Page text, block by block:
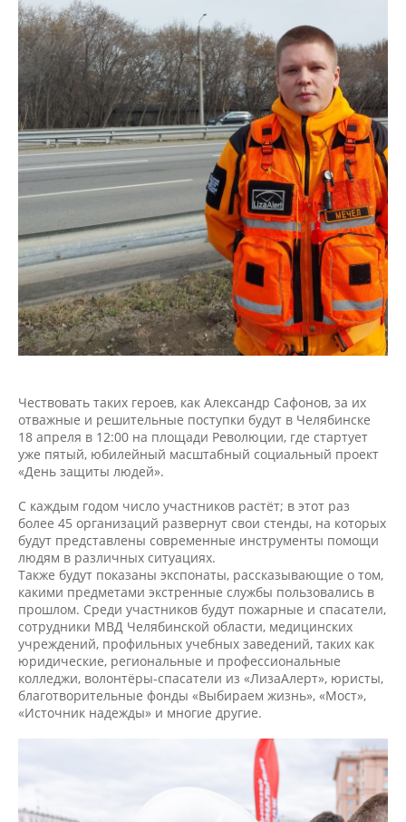
Чествовать таких героев, как Александр Сафонов, за их
отважные и решительные поступки будут в Челябинске
18 апреля в 12:00 на площади Революции, где стартует
уже пятый, юбилейный масштабный социальный проект
«День защиты людей».
С каждым годом число участников растёт; в этот раз
более 45 организаций развернут свои стенды, на которых
будут представлены современные инструменты помощи
людям в различных ситуациях.
Также будут показаны экспонаты, рассказывающие о том,
какими предметами экстренные службы пользовались в
прошлом. Среди участников будут пожарные и спасатели,
сотрудники МВД Челябинской области, медицинских
учреждений, профильных учебных заведений, таких как
юридические, региональные и профессиональные
колледжи, волонтёры-спасатели из «ЛизаАлерт», юристы,
благотворительные фонды «Выбираем жизнь», «Мост»,
«Источник надежды» и многие другие.